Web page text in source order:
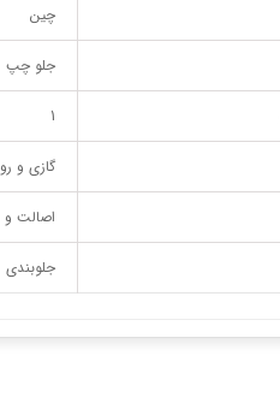
چین
جلو چپ
1
گازی و
اصالت و
جلوبندی